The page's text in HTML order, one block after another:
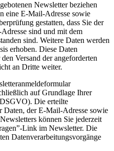
Newsletter beziehen
eine E-Mail-Adresse sowie
gestatten, dass Sie der
sind und mit dem
sind. Weitere Daten werden
erhoben. Diese Daten
Versand der angeforderten
an Dritte weiter.
auf Grundlage Ihrer
Die erteilte
der E-Mail-Adresse sowie
können Sie jederzeit
Link im Newsletter. Die
Datenverarbeitungsvorgänge